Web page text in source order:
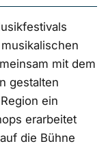
mit dem
gestalten
ein
erarbeitet
die Bühne